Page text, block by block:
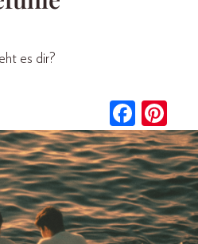
es dir?